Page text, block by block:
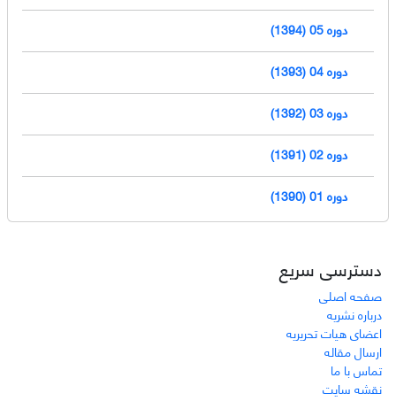
دوره 05 (1394)
دوره 04 (1393)
دوره 03 (1392)
دوره 02 (1391)
دوره 01 (1390)
دسترسی سریع
صفحه اصلی
درباره نشریه
اعضای هیات تحریریه
ارسال مقاله
تماس با ما
نقشه سایت